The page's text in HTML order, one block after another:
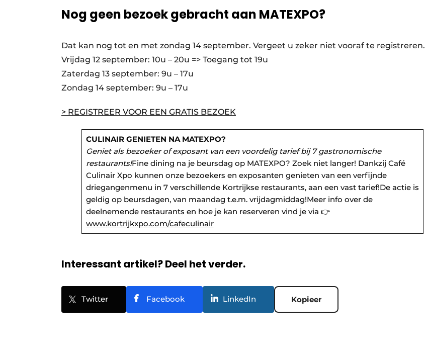
Nog geen bezoek gebracht aan MATEXPO?
Dat kan nog tot en met zondag 14 september. Vergeet u zeker niet vooraf te registreren.
Vrijdag 12 september: 10u – 20u => Toegang tot 19u
Zaterdag 13 september: 9u – 17u
Zondag 14 september: 9u – 17u
> REGISTREER VOOR EEN GRATIS BEZOEK
CULINAIR GENIETEN NA MATEXPO?
Geniet als bezoeker of exposant van een voordelig tarief bij 7 gastronomische
restaurants!Fine dining na je beursdag op MATEXPO? Zoek niet langer! Dankzij Café
Culinair Xpo kunnen onze bezoekers en exposanten genieten van een verfijnde
driegangenmenu in 7 verschillende Kortrijkse restaurants, aan een vast tarief!De actie is
geldig op beursdagen, van maandag t.e.m. vrijdagmiddag!Meer info over de
deelnemende restaurants en hoe je kan reserveren vind je via 👉
www.kortrijkxpo.com/cafeculinair
Interessant artikel? Deel het verder.
Twitter Facebook LinkedIn Kopieer